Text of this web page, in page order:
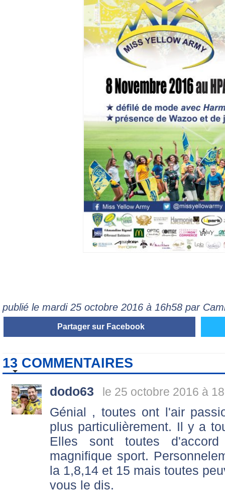
publié le mardi 25 octobre 2016 à 16h58 par
Partager sur Facebook
13 COMMENTAIRES
dodo63 le 25 octobre 2016 à
Génial , toutes ont l'air
plus particulièrement. Il y a
Elles sont toutes
magnifique sport.
la 1,8,14 et 15 mais toutes
vous le dis.